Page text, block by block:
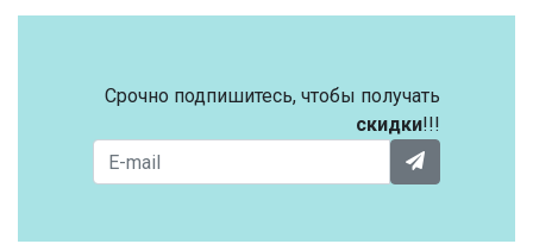
Срочно подпишитесь, чтобы получать
скидки!!!